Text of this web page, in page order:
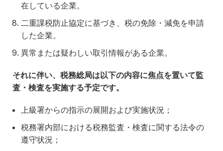
在している企業。
二重課税防止協定に基づき、税の免除・減免を申請
した企業。
異常または疑わしい取引情報がある企業。
それに伴い、税務総局は以下の内容に焦点を置いて監
査・検査を実施する予定です。
上級署からの指示の展開および実施状況；
税務署内部における税務監査・検査に関する法令の
遵守状況；